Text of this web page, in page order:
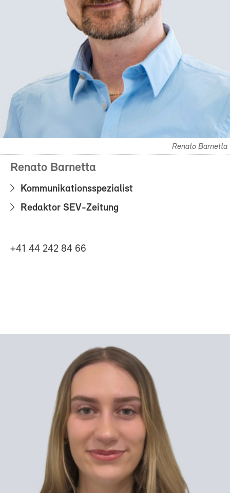
Renato Barnetta
Renato Barnetta
Kommunikationsspezialist
Redaktor SEV-Zeitung
+41 44 242 84 66